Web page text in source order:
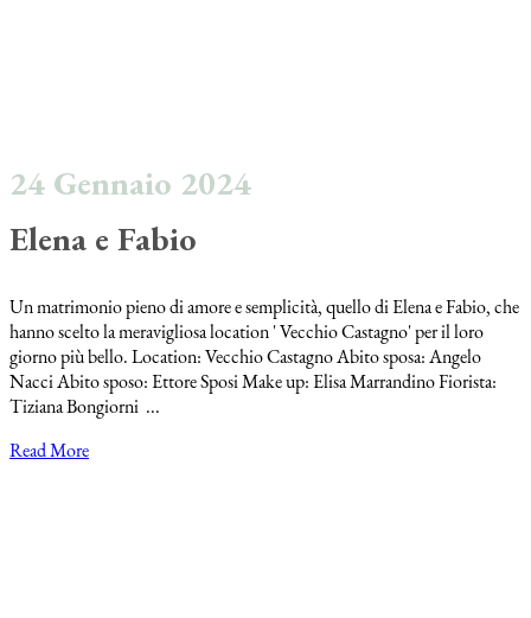
24 Gennaio 2024
Elena e Fabio
Un matrimonio pieno di amore e semplicità, quello di Elena e Fabio, che
hanno scelto la meravigliosa location ' Vecchio Castagno' per il loro
giorno più bello. Location: Vecchio Castagno Abito sposa: Angelo
Nacci Abito sposo: Ettore Sposi Make up: Elisa Marrandino Fiorista:
Tiziana Bongiorni ...
Read More